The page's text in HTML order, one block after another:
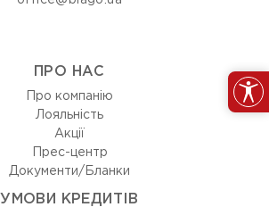
ПРО НАС
Про компанію
Лояльність
Акції
Прес-центр
Документи/Бланки
УМОВИ КРЕДИТІВ